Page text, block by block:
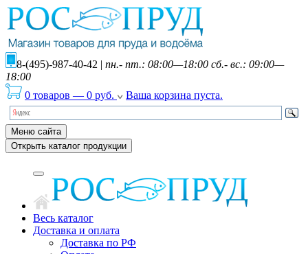
8-(495)-987-40-42 | пн.- пт.: 08:00—18:00 сб.- вс.: 09:00—
18:00
0 товаров — 0 руб. Ваша корзина пуста.
Меню сайта
Открыть каталог продукции
Весь каталог
Доставка и оплата
Доставка по РФ